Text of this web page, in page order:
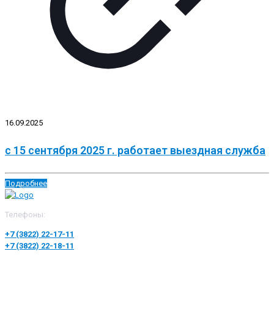
16.09.2025
с 15 сентября 2025 г. работает выездная служба
Подробнее
Телефоны:
+7 (3822) 22-17-11
+7 (3822) 22-18-11